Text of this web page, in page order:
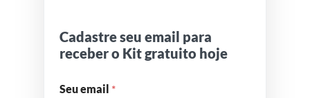
Cadastre seu email para
receber o Kit gratuito hoje
Seu email *